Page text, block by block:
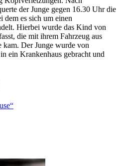
der Junge gegen 16.30 Uhr die
dem es sich um einen
Hierbei wurde das Kind von
die mit ihrem Fahrzeug aus
kam. Der Junge wurde von
ein Krankenhaus gebracht und